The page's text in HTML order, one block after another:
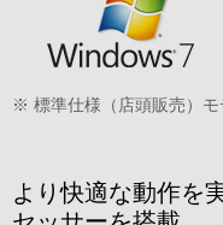
※ 標準仕様（店頭販売）
より快適な動作を